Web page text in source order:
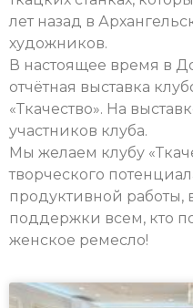
лет назад в
художников.
В настоящее время в
отчётная выставка
«Ткачество». На
участников клуба.
Мы желаем клубу
творческого
продуктивной
поддержки всем, кто
женское ремесло!